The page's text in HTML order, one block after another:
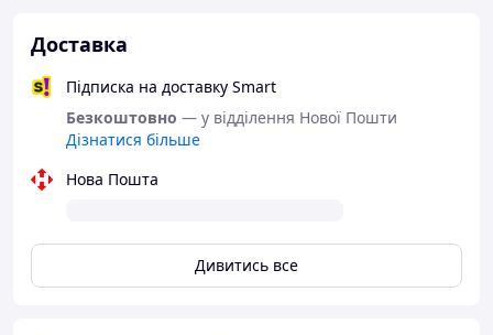
Доставка
Підписка на доставку Smart
Безкоштовно — у відділення Нової Пошти
Дізнатися більше
Нова Пошта
Дивитись все